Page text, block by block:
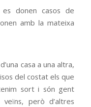
donen casos de
amb la mateixa
casa a una altra,
del costat els que
sort i són gent
però d’altres